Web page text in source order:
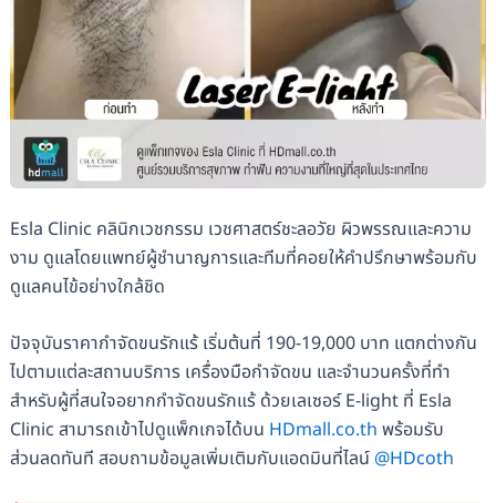
Esla Clinic คลินิกเวชกรรม เวชศาสตร์ชะลอวัย ผิวพรรณและความ
งาม ดูแลโดยแพทย์ผู้ชำนาญการและทีมที่คอยให้คำปรึกษาพร้อมกับ
ดูแลคนไข้อย่างใกล้ชิด
ปัจจุบันราคากำจัดขนรักแร้ เริ่มต้นที่ 190-19,000 บาท แตกต่างกัน
ไปตามแต่ละสถานบริการ เครื่องมือกำจัดขน และจำนวนครั้งที่ทำ
สำหรับผู้ที่สนใจอยากกำจัดขนรักแร้ ด้วยเลเซอร์ E-light ที่ Esla
Clinic สามารถเข้าไปดูแพ็กเกจได้บน HDmall.co.th พร้อมรับ
ส่วนลดทันที สอบถามข้อมูลเพิ่มเติมกับแอดมินที่ไลน์ @HDcoth